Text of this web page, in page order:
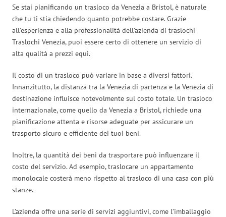
Se stai pianificando un trasloco da Venezia a Bristol, è naturale
che tu ti stia chiedendo quanto potrebbe costare. Grazie
all’esperienza e alla professionalità dell’azienda di traslochi
Traslochi Venezia, puoi essere certo di ottenere un servizio di
alta qualità a prezzi equi.
Il costo di un trasloco può variare in base a diversi fattori.
Innanzitutto, la distanza tra la Venezia di partenza e la Venezia di
destinazione influisce notevolmente sul costo totale. Un trasloco
internazionale, come quello da Venezia a Bristol, richiede una
pianificazione attenta e risorse adeguate per assicurare un
trasporto sicuro e efficiente dei tuoi beni.
Inoltre, la quantità dei beni da trasportare può influenzare il
costo del servizio. Ad esempio, traslocare un appartamento
monolocale costerà meno rispetto al trasloco di una casa con più
stanze.
L’azienda offre una serie di servizi aggiuntivi, come l’imballaggio